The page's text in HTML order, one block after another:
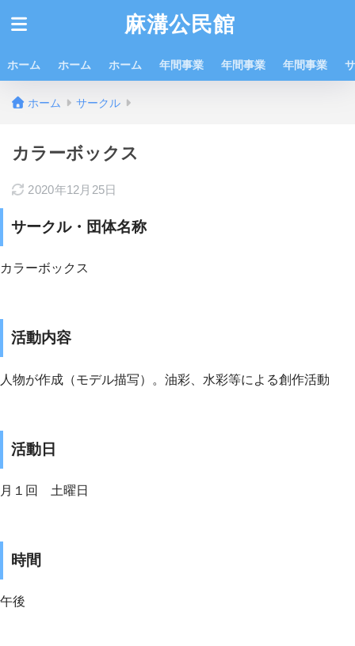
麻溝公民館
ホーム ホーム ホーム 年間事業 年間事業 年間事業
ホーム サークル
カラーボックス
2020年12月25日
サークル・団体名称
カラーボックス
活動内容
人物が作成（モデル描写）。油彩、水彩等による創作活動
活動日
月１回 土曜日
時間
午後